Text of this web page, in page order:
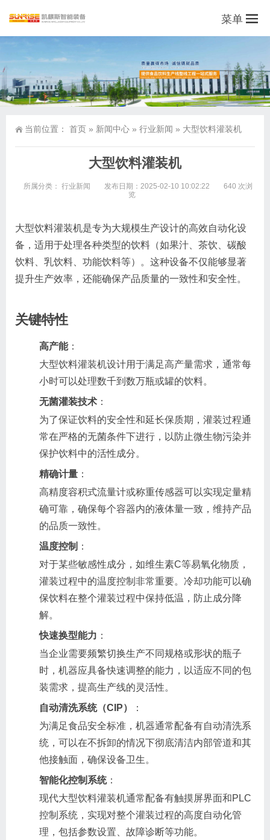
菜单
当前位置： 首页 » 新闻中心 » 行业新闻 » 大型饮料灌装机
大型饮料灌装机
所属分类： 行业新闻 发布日期：2025-02-10 10:02:22
640 次浏
览
大型饮料灌装机是专为大规模生产设计的高效自动化设
备，适用于处理各种类型的饮料（如果汁、茶饮、碳酸
饮料、乳饮料、功能饮料等）。这种设备不仅能够显著
提升生产效率，还能确保产品质量的一致性和安全性。
关键特性
高产能：
大型饮料灌装机设计用于满足高产量需求，通常每
小时可以处理数千到数万瓶或罐的饮料。
无菌灌装技术 ：
为了保证饮料的安全性和延长保质期，灌装过程通
常在严格的无菌条件下进行，以防止微生物污染并
保护饮料中的活性成分。
精确计量 ：
高精度容积式流量计或称重传感器可以实现定量精
确可靠，确保每个容器内的液体量一致，维持产品
的品质一致性。
温度控制 ：
对于某些敏感性成分，如维生素C等易氧化物质，
灌装过程中的温度控制非常重要。冷却功能可以确
保饮料在整个灌装过程中保持低温，防止成分降
解。
快速换型能力 ：
当企业需要频繁切换生产不同规格或形状的瓶子
时，机器应具备快速调整的能力，以适应不同的包
装需求，提高生产线的灵活性。
自动清洗系统（CIP）
：
为满足食品安全标准，机器通常配备有自动清洗系
统，可以在不拆卸的情况下彻底清洁内部管道和其
他接触面，确保设备卫生。
智能化控制系统：
现代大型饮料灌装机通常配备有触摸屏界面和PLC
控制系统，实现对整个灌装过程的高度自动化管
理，包括参数设置、故障诊断等功能。